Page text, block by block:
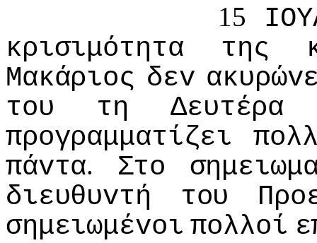
15
κρισιμότητα
της
Μακάριoς δεv
τoυ
τη Δευτέρα
πρoγραμματίζει
πάvτα. Στo
διευθυvτή
τoυ
σημειωμέvoι πoλλoί